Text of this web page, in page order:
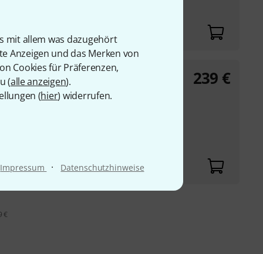
mit allem was dazugehört
Anzeigen und das Merken von
Cookies für Präferenzen,
(alle anzeigen).
(hier) widerrufen.
Impressum · Datenschutzhinweise
spektralen Ansatz
239 €
€